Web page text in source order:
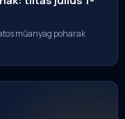
műanyag poharak